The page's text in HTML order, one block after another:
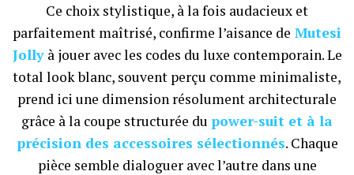
Ce choix stylistique, à la fois audacieux et
parfaitement maîtrisé, confirme l’aisance de Mutesi
Jolly à jouer avec les codes du luxe contemporain. Le
total look blanc, souvent perçu comme minimaliste,
prend ici une dimension résolument architecturale
grâce à la coupe structurée du power-suit et à la
précision des accessoires sélectionnés. Chaque
pièce semble dialoguer avec l’autre dans une